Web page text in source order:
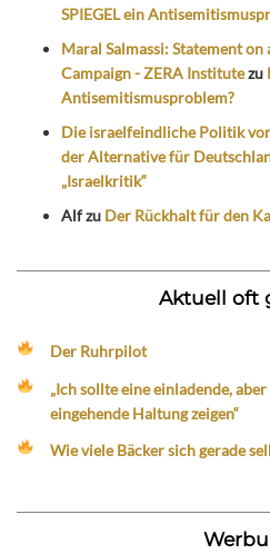
SPIEGEL ein
Maral Salmassi: Statement
Campaign - ZERA Institutezu
Antisemitismusproblem?
Die israelfeindliche Politik
der Alternative für
„Israelkritik“
Alfzu Der Rückhalt für den
Aktuell oft
Der Ruhrpilot
„Ich sollte eine einladende,
eingehende Haltung zeigen“
Wie viele Bäcker sich gerade